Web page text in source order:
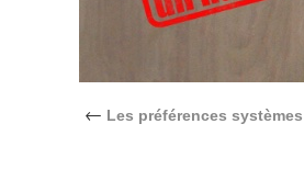
← Les préférences